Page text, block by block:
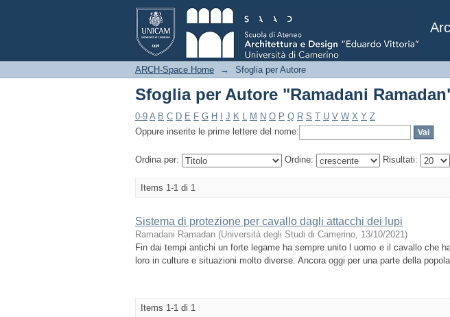
Sfoglia per Autore "Ramadani Ramadan"
ARCH-Space Home → Sfoglia per Autore
Sfoglia per Autore "Ramadani
0-9 A B C D E F G H J K L M N O P Q R S T U V W X Y Z
Oppure inserite le prime lettere del nome:
Ordina per: Ordine: Risultati:
Items 1-1 di 1
Sistema di protezione per cavallo dagli attacchi dei lupi
Ramadani Ramadan (Università degli Studi di Camerino, 13/10/2021)
Fin dai tempi antichi un forte legame ha sempre unito l uomo e il cavallo che
loro in culture e situazioni molto diverse. Ancora oggi per una parte della
Items 1-1 di 1